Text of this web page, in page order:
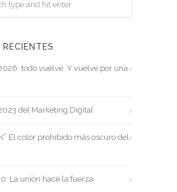
todo vuelve. Y vuelve por una
del Marketing Digital
El color prohibido más oscuro del
La unión hace la fuerza